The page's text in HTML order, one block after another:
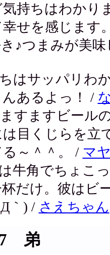
持ちはわかり
せを感じます
♪つまみが美
はサッパリわ
あるよっ！ /
すますビール
目くじらを立
～＾＾。 / マ
牛角でちょこ
だけ。彼はビ
｀) / さえちゃん
弟